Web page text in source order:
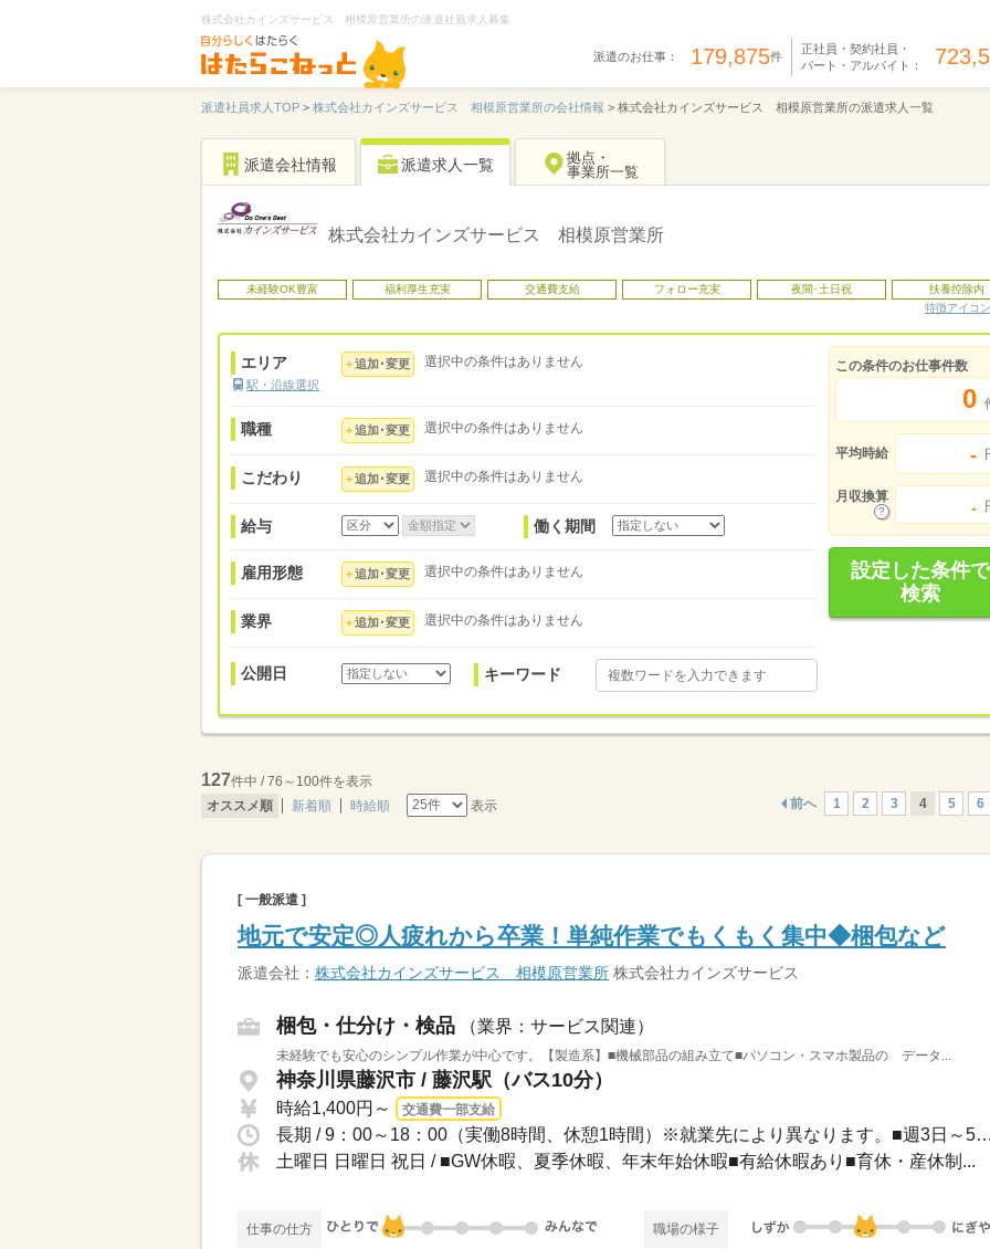
株式会社カインズサービス 相模原営業所の派遣社員求人募集
派遣のお仕事： 179,875件
正社員・契約社員・
パート・アルバイト：
派遣社員求人TOP > 株式会社カインズサービス 相模原営業所の会社情報 > 株式会社カインズサービス 相模原営業所の派遣求人一覧
派遣会社情報 派遣求人一覧
拠点・
事業所一覧
株式会社カインズサービス 相模原営業所
未経験OK豊富 福利厚生充実 交通費支給 フォロー充実 夜間･土日祝
扶養控除内
特徴アイコ
エリア
駅・沿線選択
追加･変更 選択中の条件はありません
職種 追加･変更 選択中の条件はありません
こだわり 追加･変更 選択中の条件はありません
給与 働く期間
雇用形態 追加･変更 選択中の条件はありません
業界 追加･変更 選択中の条件はありません
公開日 キーワード
この条件のお仕事件数
0
平均時給 -
月収換算
-
設定した条件で
検索
127件中 / 76～100件を表示
オススメ順
新着順 時給順 表示 前へ 1 2 3 4 5 6
[ 一般派遣 ]
地元で安定◎人疲れから卒業！単純作業でもくもく集中◆梱包など
派遣会社： 株式会社カインズサービス 相模原営業所 株式会社カインズサービス
梱包・仕分け・検品 （業界：サービス関連）
未経験でも安心のシンプル作業が中心です。【製造系】■機械部品の組み立て■パソコン・スマホ製品の データ...
神奈川県藤沢市 / 藤沢駅（バス10分）
時給1,400円～ 交通費一部支給
長期 / 9：00～18：00（実働8時間、休憩1時間）※就業先により異なります。■週3日～5日...
土曜日 日曜日 祝日 / ■GW休暇、夏季休暇、年末年始休暇■有給休暇あり■育休・産休制...
仕事の仕方 職場の様子